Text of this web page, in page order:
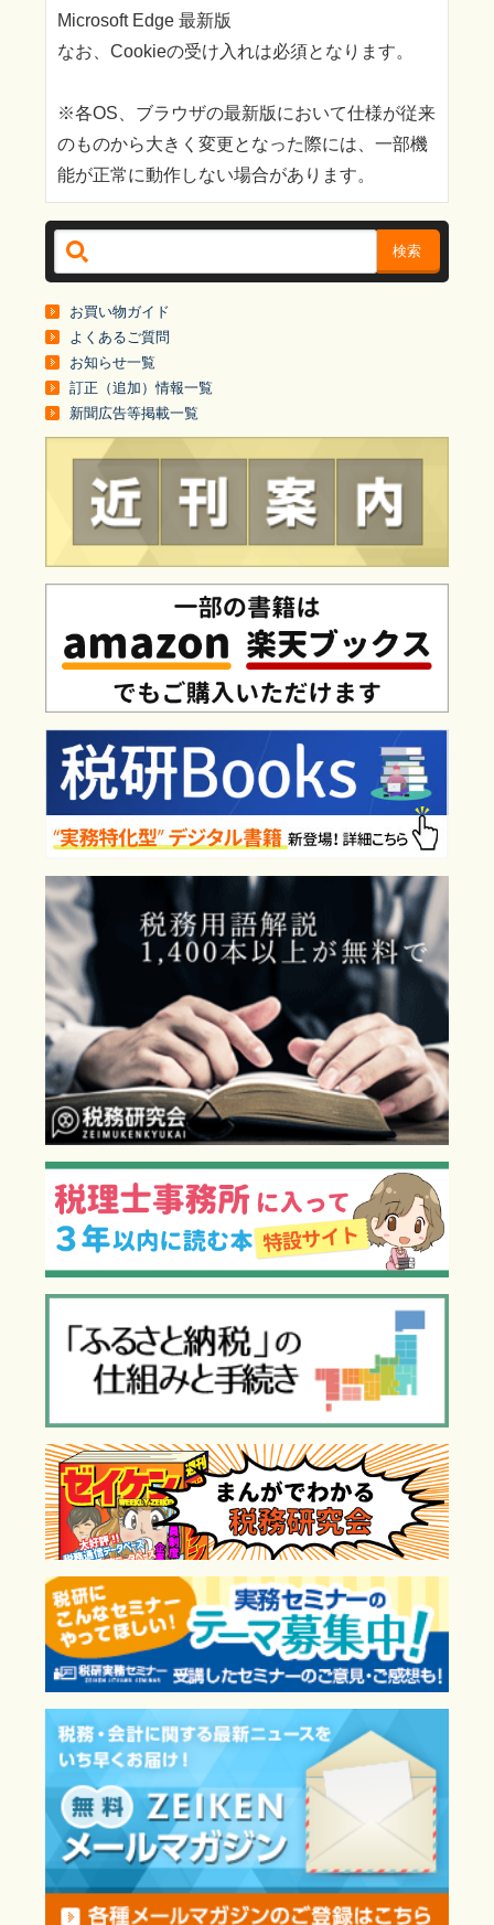
Microsoft Edge 最新版
なお、Cookieの受け入れは必須となります。
※各OS、ブラウザの最新版において仕様が従来
のものから大きく変更となった際には、一部機
能が正常に動作しない場合があります。
検索
お買い物ガイド
よくあるご質問
お知らせ一覧
訂正（追加）情報一覧
新聞広告等掲載一覧